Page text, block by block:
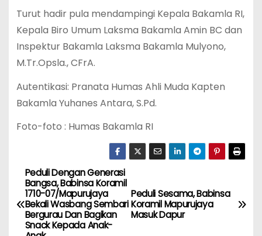
Turut hadir pula mendampingi Kepala Bakamla RI,
Kepala Biro Umum Laksma Bakamla Amin BC dan
Inspektur Bakamla Laksma Bakamla Mulyono,
M.Tr.Opsla., CFrA.
Autentikasi: Pranata Humas Ahli Muda Kapten
Bakamla Yuhanes Antara, S.Pd.
Foto-foto : Humas Bakamla RI
P
o
s
Peduli Sesama, Babinsa
Koramil Mapurujaya
Masuk Dapur
Peduli Dengan Generasi
Bangsa, Babinsa Koramil
1710-07/Mapurujaya
Bekali Wasbang Sembari
Bergurau Dan Bagikan
Snack Kepada Anak-